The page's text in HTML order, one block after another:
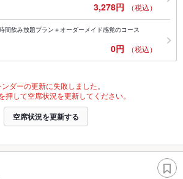
3,278円 （税込）
間飲み放題プラン＋オーダーメイド感覚のコース
0円 （税込）
ダーの更新に失敗しました。
押して空席状況を更新してください。
空席状況を更新する